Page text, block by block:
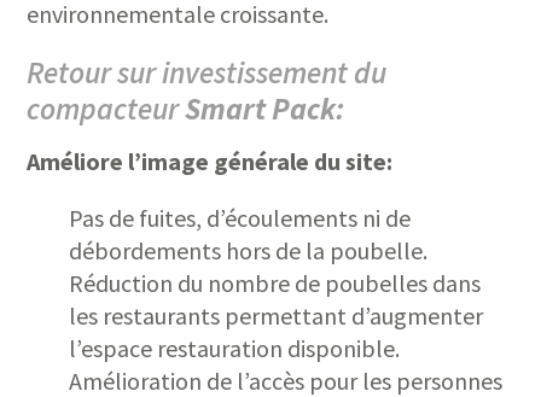
environnementale croissante.
Retour sur investissement du
compacteurSmart Pack:
Améliore l’image générale du site:
Pas de fuites, d’écoulements ni de
débordements hors de la poubelle.
Réduction du nombre de poubelles dans
les restaurants permettant d’augmenter
l’espace restauration disponible.
Amélioration de l’accès pour les personnes